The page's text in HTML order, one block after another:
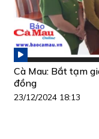
Cà Mau: Bắt tạm
đồng
23/12/2024 18:13